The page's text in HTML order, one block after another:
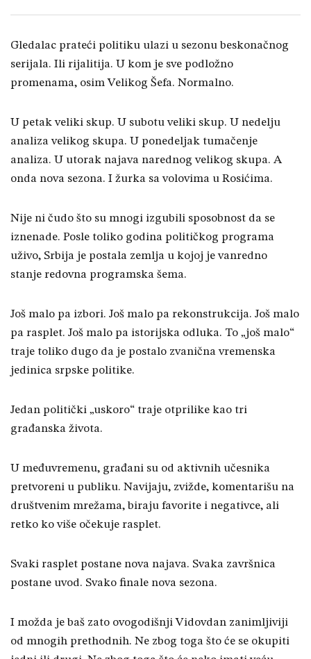
Gledalac prateći politiku ulazi u sezonu beskonačnog
serijala. Ili rijalitija. U kom je sve podložno
promenama, osim Velikog Šefa. Normalno.
U petak veliki skup. U subotu veliki skup. U nedelju
analiza velikog skupa. U ponedeljak tumačenje
analiza. U utorak najava narednog velikog skupa. A
onda nova sezona. I žurka sa volovima u Rosićima.
Nije ni čudo što su mnogi izgubili sposobnost da se
iznenade. Posle toliko godina političkog programa
uživo, Srbija je postala zemlja u kojoj je vanredno
stanje redovna programska šema.
Još malo pa izbori. Još malo pa rekonstrukcija. Još malo
pa rasplet. Još malo pa istorijska odluka. To „još malo“
traje toliko dugo da je postalo zvanična vremenska
jedinica srpske politike.
Jedan politički „uskoro“ traje otprilike kao tri
građanska života.
U međuvremenu, građani su od aktivnih učesnika
pretvoreni u publiku. Navijaju, zvižde, komentarišu na
društvenim mrežama, biraju favorite i negativce, ali
retko ko više očekuje rasplet.
Svaki rasplet postane nova najava. Svaka završnica
postane uvod. Svako finale nova sezona.
I možda je baš zato ovogodišnji Vidovdan zanimljiviji
od mnogih prethodnih. Ne zbog toga što će se okupiti